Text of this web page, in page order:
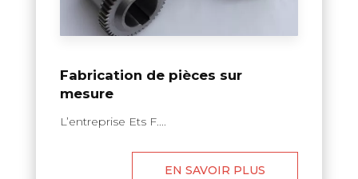
Fabrication de pièces sur
mesure
L’entreprise Ets F....
EN SAVOIR PLUS